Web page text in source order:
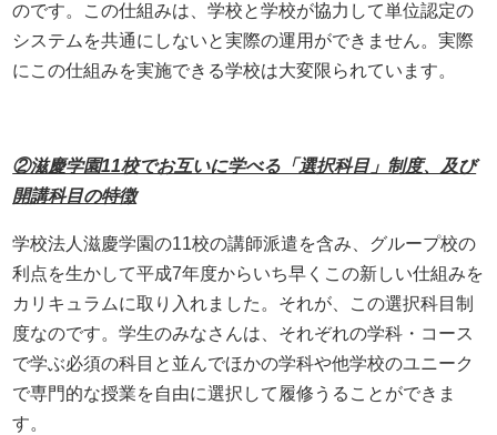
のです。この仕組みは、学校と学校が協力して単位認定の
システムを共通にしないと実際の運用ができません。実際
にこの仕組みを実施できる学校は大変限られています。
②滋慶学園11校でお互いに学べる「選択科目」制度、及び
開講科目の特徴
学校法人滋慶学園の11校の講師派遣を含み、グループ校の
利点を生かして平成7年度からいち早くこの新しい仕組みを
カリキュラムに取り入れました。それが、この選択科目制
度なのです。学生のみなさんは、それぞれの学科・コース
で学ぶ必須の科目と並んでほかの学科や他学校のユニーク
で専門的な授業を自由に選択して履修うることができま
す。